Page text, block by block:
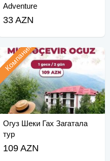
Adventure
33 AZN
Огуз Шеки Гах Загатала
тур
Компания
109 AZN